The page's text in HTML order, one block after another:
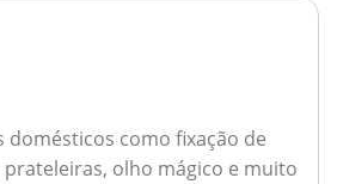
domésticos como fixação de
olho mágico e muito